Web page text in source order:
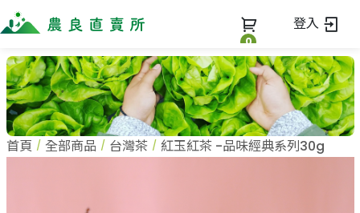
0
登入
全部商品
全部商品
當季優質水果專區
最新消息
首頁 全部商品 台灣茶 紅玉紅茶 -品味經典系列30g